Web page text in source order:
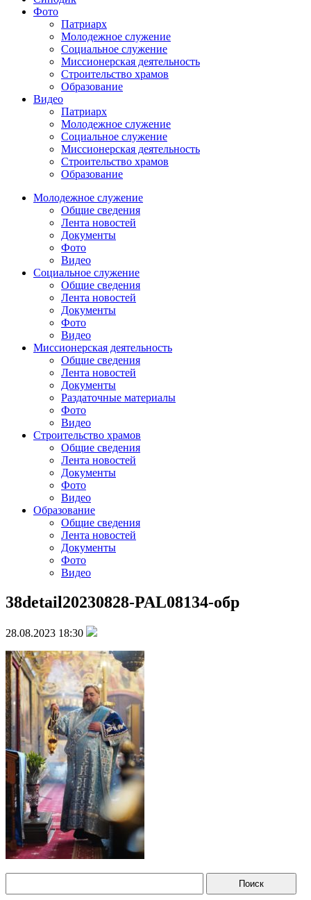
Фото
Патриарх
Молодежное служение
Социальное служение
Миссионерская деятельность
Строительство храмов
Образование
Видео
Патриарх
Молодежное служение
Социальное служение
Миссионерская деятельность
Строительство храмов
Образование
Молодежное служение
Общие сведения
Лента новостей
Документы
Фото
Видео
Социальное служение
Общие сведения
Лента новостей
Документы
Фото
Видео
Миссионерская деятельность
Общие сведения
Лента новостей
Документы
Раздаточные материалы
Фото
Видео
Строительство храмов
Общие сведения
Лента новостей
Документы
Фото
Видео
Образование
Общие сведения
Лента новостей
Документы
Фото
Видео
38detail20230828-PAL08134-обр
28.08.2023 18:30